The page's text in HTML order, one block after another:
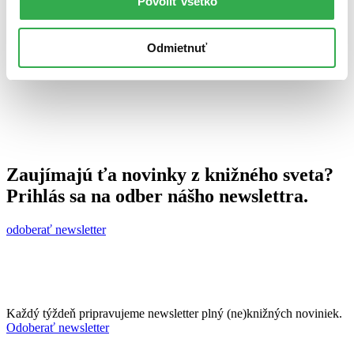
Odmietnuť
Zaujímajú ťa novinky z knižného sveta?
Prihlás sa na odber nášho newslettra.
odoberať newsletter
Každý týždeň pripravujeme newsletter plný (ne)knižných noviniek.
Odoberať newsletter